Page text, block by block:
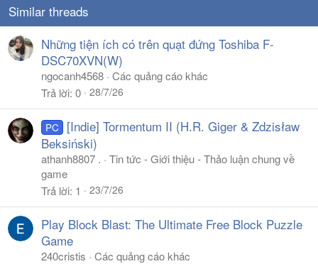
Similar threads
Những tiện ích có trên quạt đứng Toshiba F-
DSC70XVN(W)
ngocanh4568 Các quảng cáo khác
Trả lời 0 28/7/26
PC
[Indie] Tormentum II (H.R. Giger & Zdzisław
Beksiński)
athanh8807 .
Tin tức - Giới thiệu - Thảo luận chung về
game
Trả lời 1 23/7/26
Play Block Blast: The Ultimate Free Block Puzzle
Game
240cristis
Các quảng cáo khác